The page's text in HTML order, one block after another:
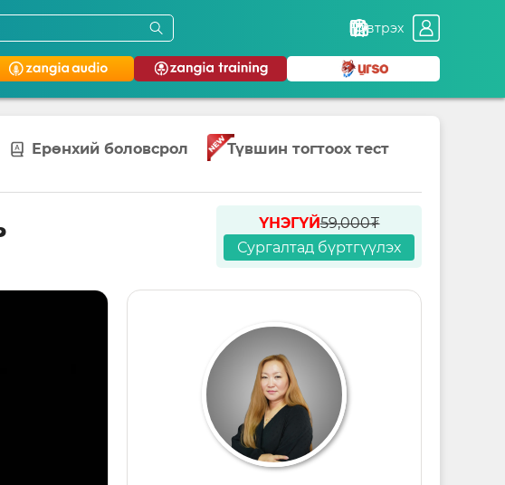
Нэвтрэх
Ерөнхий боловсрол Түвшин тогтоох тест
ҮНЭГҮЙ59,000₮
Сургалтад бүртгүүлэх